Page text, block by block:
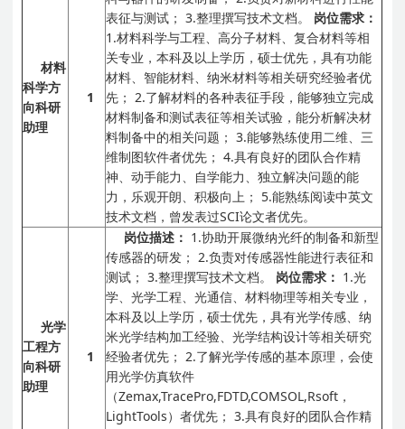
材料
科学方
向科研
助理
1
表征与测试； 3.整理撰写技术文档。
岗位需求：
1.材料科学与工程、高分子材料、复合材料等相
关专业，本科及以上学历，硕士优先，具有功能
材料、智能材料、纳米材料等相关研究经验者优
先； 2.了解材料的各种表征手段，能够独立完成
材料制备和测试表征等相关试验，能分析解决材
料制备中的相关问题； 3.能够熟练使用二维、三
维制图软件者优先； 4.具有良好的团队合作精
神、动手能力、自学能力、独立解决问题的能
力，乐观开朗、积极向上； 5.能熟练阅读中英文
技术文档，曾发表过SCI论文者优先。
光学
工程方
向科研
助理
1
岗位描述： 1.协助开展微纳光纤的制备和新型
传感器的研发； 2.负责对传感器性能进行表征和
测试； 3.整理撰写技术文档。 岗位需求： 1.光
学、光学工程、光通信、材料物理等相关专业，
本科及以上学历，硕士优先，具有光学传感、纳
米光学结构加工经验、光学结构设计等相关研究
经验者优先； 2.了解光学传感的基本原理，会使
用光学仿真软件
（Zemax,TracePro,FDTD,COMSOL,Rsoft，
LightTools）者优先； 3.具有良好的团队合作精